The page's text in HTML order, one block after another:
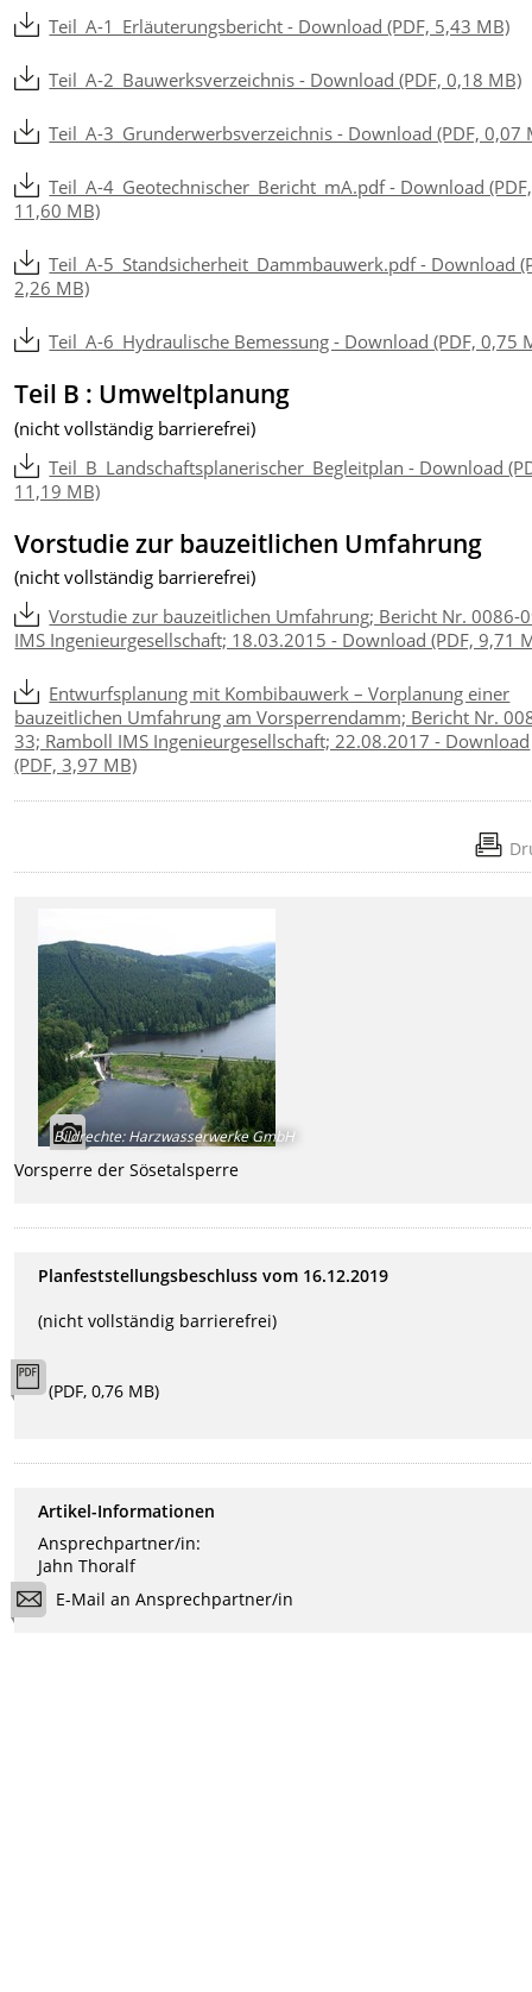
Teil_A-1_Erläuterungsbericht - Download (PDF, 5,43 MB)
Teil_A-2_Bauwerksverzeichnis - Download (PDF, 0,18 MB)
Teil_A-3_Grunderwerbsverzeichnis - Download (PDF, 0,07
Teil_A-4_Geotechnischer_Bericht_mA.pdf - Download (PDF,
11,60 MB)
Teil_A-5_Standsicherheit_Dammbauwerk.pdf - Download
2,26 MB)
Teil_A-6_Hydraulische Bemessung - Download (PDF, 0,75
Teil B : Umweltplanung
(nicht vollständig barrierefrei)
Teil_B_Landschaftsplanerischer_Begleitplan - Download
11,19 MB)
Vorstudie zur bauzeitlichen Umfahrung
(nicht vollständig barrierefrei)
Vorstudie zur bauzeitlichen Umfahrung; Bericht Nr. 0086-
IMS Ingenieurgesellschaft; 18.03.2015 - Download (PDF, 9,71
Entwurfsplanung mit Kombibauwerk – Vorplanung einer
bauzeitlichen Umfahrung am Vorsperrendamm; Bericht Nr.
33; Ramboll IMS Ingenieurgesellschaft; 22.08.2017 - Download
(PDF, 3,97 MB)
Bildrechte:Harzwasserwerke GmbH
Vorsperre der Sösetalsperre
Planfeststellungsbeschluss vom 16.12.2019
(nicht vollständig barrierefrei)
(PDF, 0,76 MB)
Artikel-Informationen
Ansprechpartner/in:
Jahn Thoralf
E-Mail an Ansprechpartner/in